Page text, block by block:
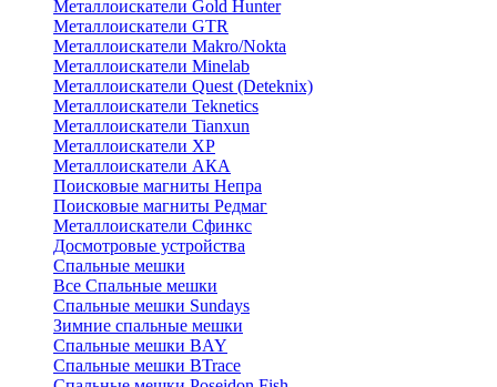
Металлоискатели Gold Hunter
Металлоискатели GTR
Металлоискатели Makro/Nokta
Металлоискатели Minelab
Металлоискатели Quest (Deteknix)
Металлоискатели Teknetics
Металлоискатели Tianxun
Металлоискатели XP
Металлоискатели АКА
Поисковые магниты Непра
Поисковые магниты Редмаг
Металлоискатели Сфинкс
Досмотровые устройства
Спальные мешки
Все Спальные мешки
Спальные мешки Sundays
Зимние спальные мешки
Спальные мешки BAY
Спальные мешки BTrace